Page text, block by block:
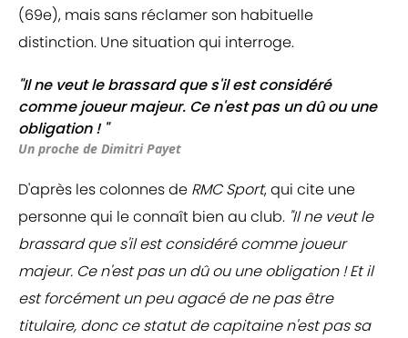
(69e), mais sans réclamer son habituelle
distinction. Une situation qui interroge.
"Il ne veut le brassard que s'il est considéré
comme joueur majeur. Ce n'est pas un dû ou une
obligation ! "
Un proche de Dimitri Payet
D'après les colonnes de RMC Sport, qui cite une
personne qui le connaît bien au club. "Il ne veut le
brassard que s'il est considéré comme joueur
majeur. Ce n'est pas un dû ou une obligation ! Et il
est forcément un peu agacé de ne pas être
titulaire, donc ce statut de capitaine n'est pas sa